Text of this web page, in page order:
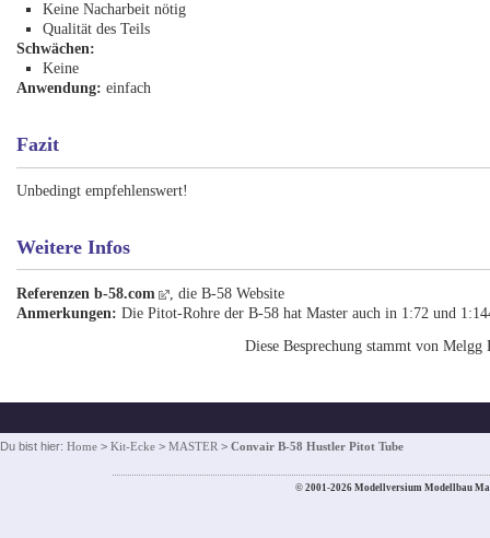
Keine Nacharbeit nötig
Qualität des Teils
Schwächen:
Keine
Anwendung:einfach
Fazit
Unbedingt empfehlenswert!
Weitere Infos
Referenzen b-58.com
, die B-58 Website
Anmerkungen:Die Pitot-Rohre der B-58 hat Master auch in 1:72 und
Diese Besprechung stammt von
Du bist hier: Home > Kit-Ecke > MASTER > Convair B-58 Hustler Pitot Tube
© 2001-2026 Modellversium Modellbau